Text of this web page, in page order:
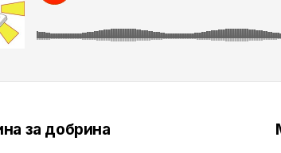
за добрина